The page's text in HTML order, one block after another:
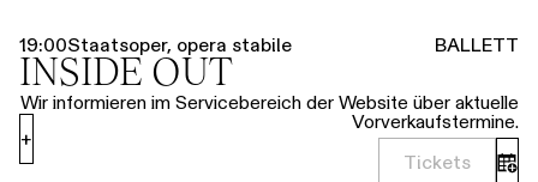
19:00Staatsoper, opera stabile BALLETT
INSIDE OUT
Wir informieren im Servicebereich der Website über aktuelle
Vorverkaufstermine.
Tickets
+